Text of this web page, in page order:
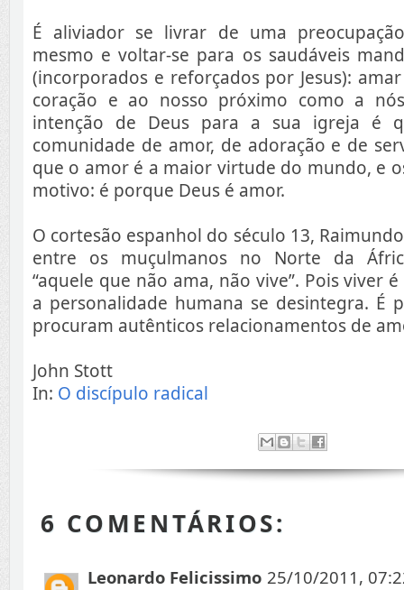
É aliviador se livrar de uma
mesmo e voltar-se para os saudáveis
(incorporados e reforçados por Jesus):
coração e ao nosso próximo como a
intenção de Deus para a sua igreja é
comunidade de amor, de adoração e de
que o amor é a maior virtude do mundo, e
motivo: é porque Deus é amor.
O cortesão espanhol do século 13,
entre os muçulmanos no Norte da
“aquele que não ama, não vive”. Pois viver
a personalidade humana se desintegra. É
procuram autênticos relacionamentos de
John Stott
In: O discípulo radical
6 COMENTÁRIOS:
Leonardo Felicissimo 25/10/2011,